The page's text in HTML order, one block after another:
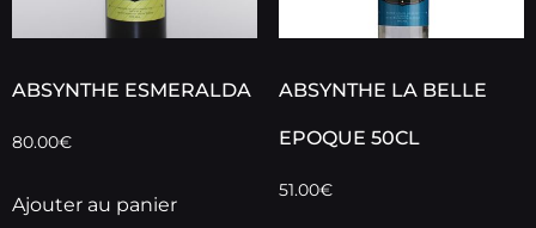
ABSYNTHE ESMERALDA
80.00€
Ajouter au panier
ABSYNTHE LA BELLE
EPOQUE 50CL
51.00€